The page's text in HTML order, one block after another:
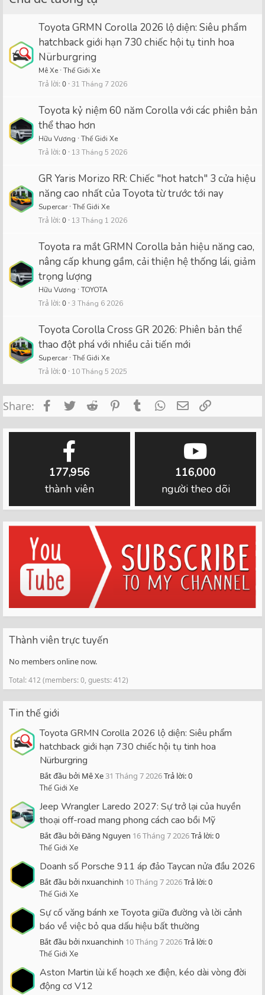
Toyota GRMN Corolla 2026 lộ diện: Siêu phẩm
hatchback giới hạn 730 chiếc hội tụ tinh hoa
Nürburgring
Mê Xe Thế Giới Xe
Trả lời 0 31 Tháng 7 2026
Toyota kỷ niệm 60 năm Corolla với các phiên bản
thể thao hơn
Hữu Vương Thế Giới Xe
Trả lời 0 13 Tháng 5 2026
GR Yaris Morizo RR: Chiếc "hot hatch" 3 cửa hiệu
năng cao nhất của Toyota từ trước tới nay
Supercar Thế Giới Xe
Trả lời 0 13 Tháng 1 2026
Toyota ra mắt GRMN Corolla bản hiệu năng cao,
nâng cấp khung gầm, cải thiện hệ thống lái, giảm
trọng lượng
Hữu Vương TOYOTA
Trả lời 0 3 Tháng 6 2026
Toyota Corolla Cross GR 2026: Phiên bản thể
thao đột phá với nhiều cải tiến mới
Supercar Thế Giới Xe
Trả lời 0 10 Tháng 5 2025
Share: FacebookTwitterReddit PinterestTumblrWhatsApp
Email
177,956
thành viên
116,000
người theo dõi
Thành viên trực tuyến
No members online now.
Total: 412 (members: 0, guests: 412)
Tin thế giới
Toyota GRMN Corolla 2026 lộ diện: Siêu phẩm
hatchback giới hạn 730 chiếc hội tụ tinh hoa
Nürburgring
Bắt đầu bởi Mê Xe31 Tháng 7 2026Trả lời: 0
Thế Giới Xe
Jeep Wrangler Laredo 2027: Sự trở lại của huyền
thoại off-road mang phong cách cao bồi Mỹ
Bắt đầu bởi Đăng Nguyen 16 Tháng 7 2026Trả lời: 0
Thế Giới Xe
Doanh số Porsche 911 áp đảo Taycan nửa đầu 2026
Bắt đầu bởi nxuanchinh 10 Tháng 7 2026Trả lời: 0
Thế Giới Xe
Sự cố văng bánh xe Toyota giữa đường và lời cảnh
báo về việc bỏ qua dấu hiệu bất thường
Bắt đầu bởi nxuanchinh 10 Tháng 7 2026Trả lời: 0
Thế Giới Xe
Aston Martin lùi kế hoạch xe điện, kéo dài vòng đời
động cơ V12